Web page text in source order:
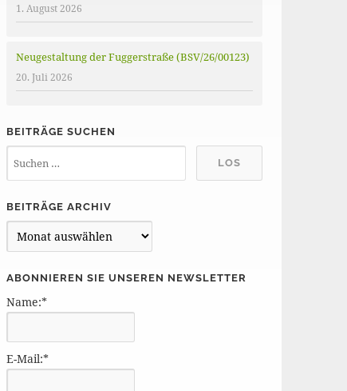
1. August 2026
Neugestaltung der Fuggerstraße (BSV/26/00123)
20. Juli 2026
BEITRÄGE SUCHEN
BEITRÄGE ARCHIV
e
r
e
ABONNIEREN SIE UNSEREN NEWSLETTER
Name:*
E-Mail:*